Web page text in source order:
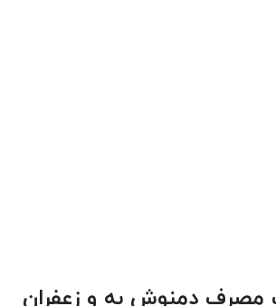
مصرف دمنوش به و زعفران